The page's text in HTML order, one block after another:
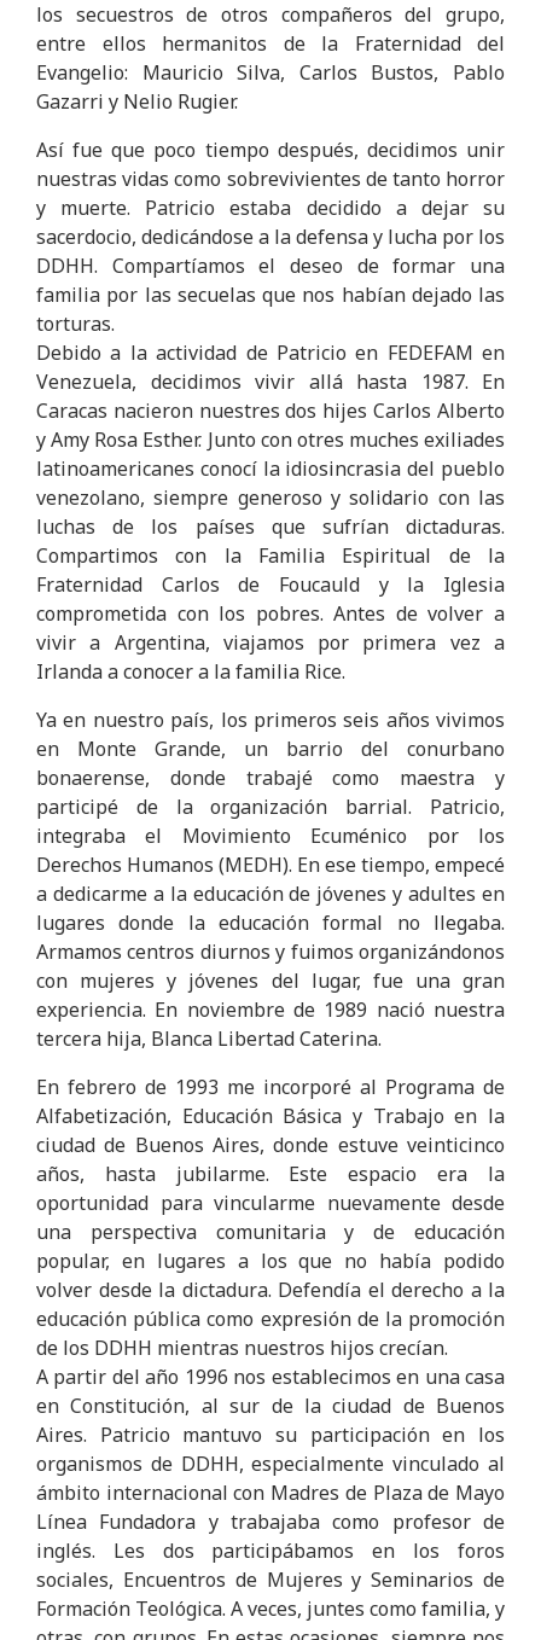
los secuestros de otros compañeros del grupo,
entre ellos hermanitos de la Fraternidad del
Evangelio: Mauricio Silva, Carlos Bustos, Pablo
Gazarri y Nelio Rugier.
Así fue que poco tiempo después, decidimos unir
nuestras vidas como sobrevivientes de tanto horror
y muerte. Patricio estaba decidido a dejar su
sacerdocio, dedicándose a la defensa y lucha por los
DDHH. Compartíamos el deseo de formar una
familia por las secuelas que nos habían dejado las
torturas.
Debido a la actividad de Patricio en FEDEFAM en
Venezuela, decidimos vivir allá hasta 1987. En
Caracas nacieron nuestres dos hijes Carlos Alberto
y Amy Rosa Esther. Junto con otres muches exiliades
latinoamericanes conocí la idiosincrasia del pueblo
venezolano, siempre generoso y solidario con las
luchas de los países que sufrían dictaduras.
Compartimos con la Familia Espiritual de la
Fraternidad Carlos de Foucauld y la Iglesia
comprometida con los pobres. Antes de volver a
vivir a Argentina, viajamos por primera vez a
Irlanda a conocer a la familia Rice.
Ya en nuestro país, los primeros seis años vivimos
en Monte Grande, un barrio del conurbano
bonaerense, donde trabajé como maestra y
participé de la organización barrial. Patricio,
integraba el Movimiento Ecuménico por los
Derechos Humanos (MEDH). En ese tiempo, empecé
a dedicarme a la educación de jóvenes y adultes en
lugares donde la educación formal no llegaba.
Armamos centros diurnos y fuimos organizándonos
con mujeres y jóvenes del lugar, fue una gran
experiencia. En noviembre de 1989 nació nuestra
tercera hija, Blanca Libertad Caterina.
En febrero de 1993 me incorporé al Programa de
Alfabetización, Educación Básica y Trabajo en la
ciudad de Buenos Aires, donde estuve veinticinco
años, hasta jubilarme. Este espacio era la
oportunidad para vincularme nuevamente desde
una perspectiva comunitaria y de educación
popular, en lugares a los que no había podido
volver desde la dictadura. Defendía el derecho a la
educación pública como expresión de la promoción
de los DDHH mientras nuestros hijos crecían.
A partir del año 1996 nos establecimos en una casa
en Constitución, al sur de la ciudad de Buenos
Aires. Patricio mantuvo su participación en los
organismos de DDHH, especialmente vinculado al
ámbito internacional con Madres de Plaza de Mayo
Línea Fundadora y trabajaba como profesor de
inglés. Les dos participábamos en los foros
sociales, Encuentros de Mujeres y Seminarios de
Formación Teológica. A veces, juntes como familia, y